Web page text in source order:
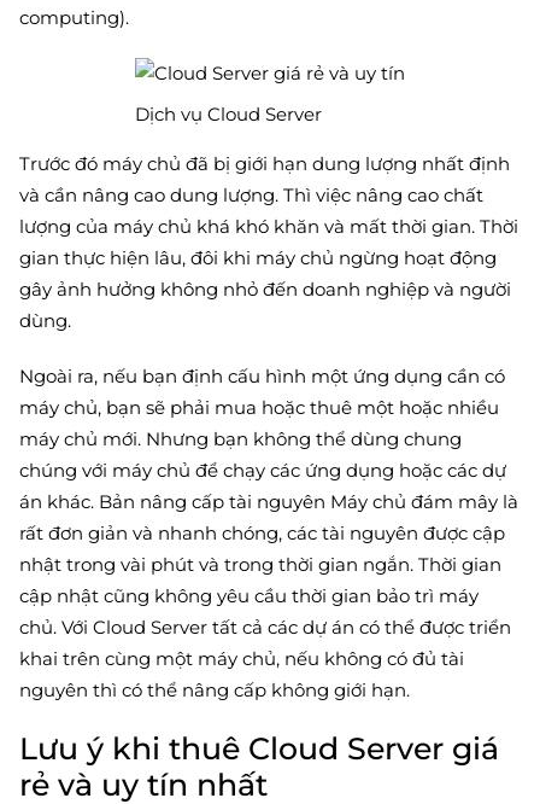
computing).
Dịch vụ Cloud Server
Trước đó máy chủ đã bị giới hạn dung lượng nhất định
và cần nâng cao dung lượng. Thì việc nâng cao chất
lượng của máy chủ khá khó khăn và mất thời gian. Thời
gian thực hiện lâu, đôi khi máy chủ ngừng hoạt động
gây ảnh hưởng không nhỏ đến doanh nghiệp và người
dùng.
Ngoài ra, nếu bạn định cấu hình một ứng dụng cần có
máy chủ, bạn sẽ phải mua hoặc thuê một hoặc nhiều
máy chủ mới. Nhưng bạn không thể dùng chung
chúng với máy chủ để chạy các ứng dụng hoặc các dự
án khác. Bản nâng cấp tài nguyên Máy chủ đám mây là
rất đơn giản và nhanh chóng, các tài nguyên được cập
nhật trong vài phút và trong thời gian ngắn. Thời gian
cập nhật cũng không yêu cầu thời gian bảo trì máy
chủ. Với Cloud Server tất cả các dự án có thể được triển
khai trên cùng một máy chủ, nếu không có đủ tài
nguyên thì có thể nâng cấp không giới hạn.
Lưu ý khi thuê Cloud Server giá
rẻ và uy tín nhất